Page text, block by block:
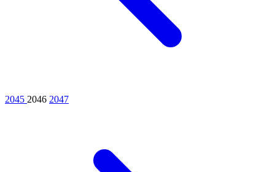
2045 2046 2047